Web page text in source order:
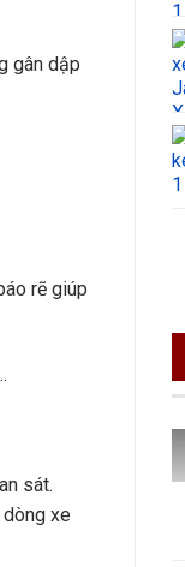
gân dập
rẽ giúp
sát.
xe